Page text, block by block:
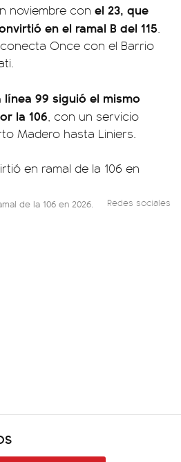
noviembre con el 23, que
en el ramal B del 115.
Once con el Barrio
línea 99 siguió el mismo
la 106, con un servicio
Madero hasta Liniers.
de la 106 en 2026. Redes sociales